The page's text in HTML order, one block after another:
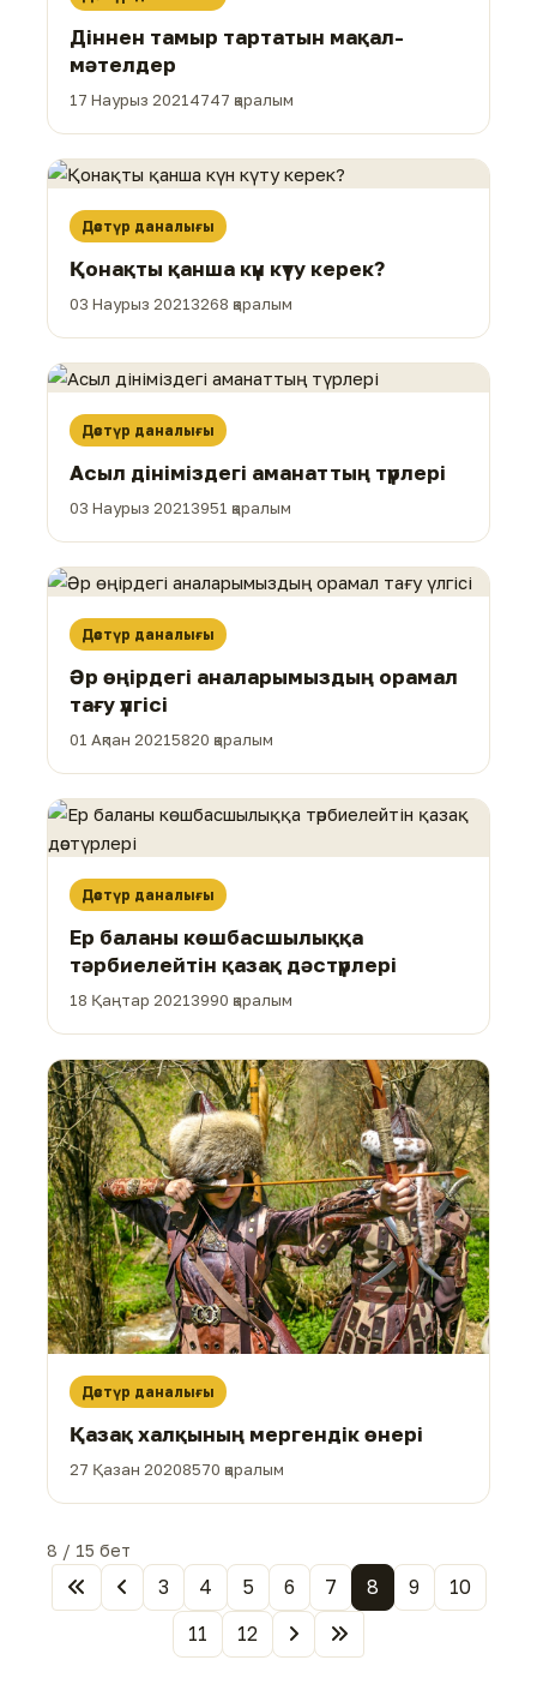
Діннен тамыр тартатын мақал-
мәтелдер
17 Наурыз 2021 4747 қаралым
Дәстүр даналығы
Қонақты қанша күн күту керек?
03 Наурыз 2021 3268 қаралым
Дәстүр даналығы
Асыл дініміздегі аманаттың түрлері
03 Наурыз 2021 3951 қаралым
Дәстүр даналығы
Әр өңірдегі аналарымыздың орамал
тағу үлгісі
01 Ақпан 20215820 қаралым
Дәстүр даналығы
Ер баланы көшбасшылыққа
тәрбиелейтін қазақ дәстүрлері
18 Қаңтар 2021 3990 қаралым
Дәстүр даналығы
Қазақ халқының мергендік өнері
27 Қазан 20208570 қаралым
8 / 15 бет
3 4 5 6 7 8 9
10
11
12